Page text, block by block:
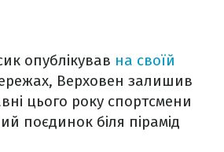
опублікував на своїй
Верховен залишив
цього року спортсмени
поєдинок біля пірамід